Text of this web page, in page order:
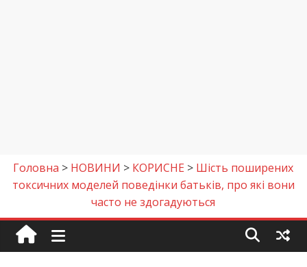
Головна > НОВИНИ > КОРИСНЕ > Шість поширених
токсичних моделей поведінки батьків, про які вони
часто не здогадуються